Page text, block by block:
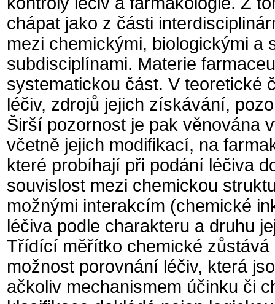
chápat jako z části
mezi chemickými, biologickými a
subdisciplínami. Materie
systematickou část. V teoretické
léčiv, zdrojů jejich získávání,
Širší pozornost je pak věnována
včetně jejich modifikací, na
které probíhají při podání léčiva
souvislost mezi chemickou
možnými interakcím (chemické
léčiva podle charakteru a druhu
Třídící měřítko chemické
možnost porovnání léčiv, která
ačkoliv mechanismem účinku či